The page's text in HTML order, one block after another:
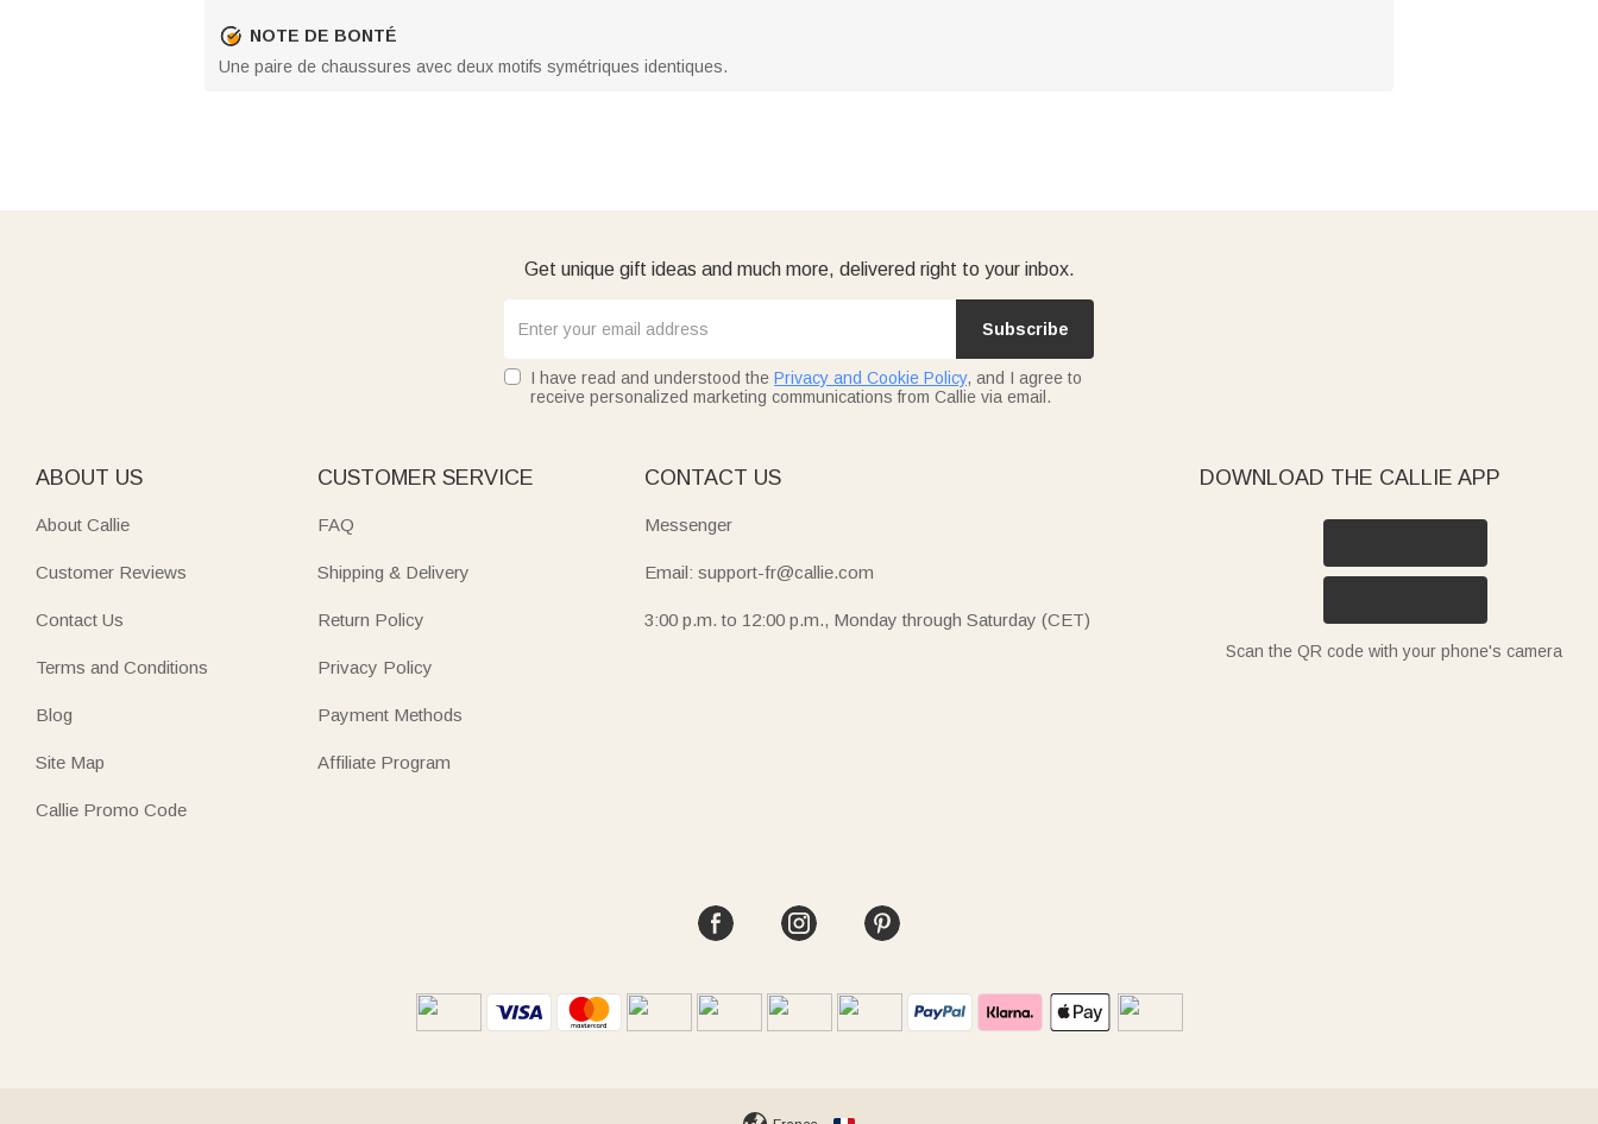
NOTE DE BONTÉ
Une paire de chaussures avec deux motifs symétriques identiques.
Get unique gift ideas and much more, delivered right to your inbox.
Subscribe
I have read and understood the Privacy and Cookie Policy, and I agree to
receive personalized marketing communications from Callie via email.
ABOUT US
About Callie
Customer Reviews
Contact Us
Terms and Conditions
Blog
Site Map
Callie Promo Code
CUSTOMER SERVICE
FAQ
Shipping & Delivery
Return Policy
Privacy Policy
Payment Methods
Affiliate Program
CONTACT US
Messenger
Email: support-fr@callie.com
3:00 p.m. to 12:00 p.m., Monday through Saturday (CET)
DOWNLOAD THE CALLIE APP
Scan the QR code with your phone's camera